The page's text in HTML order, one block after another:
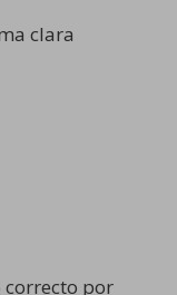
clara
correcto por